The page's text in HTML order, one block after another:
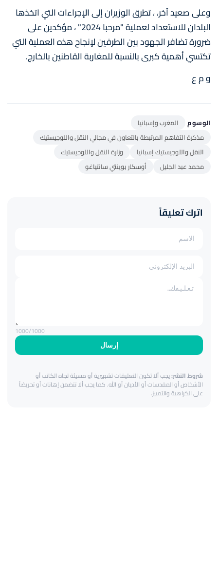
وعلى صعيد آخر، ، تطرق الوزيران إلى الإجراءات التي اتخذها
البلدان للاستعداد لعملية "مرحبا 2024" ، مؤكدين على
ضرورة تضافر الجهود بين الطرفين لإنجاح هذه العملية التي
تكتسي أهمية كبرى بالنسبة للمغاربة القاطنين بالخارج.
و م ع
الوسوم
المغرب وإسبانيا
مذكرة التفاهم المرتبطة بالتعاون في مجالي النقل واللوجيستيك
النقل واللوجيستيك إسبانيا
وزارة النقل واللوجيستيك
محمد عبد الجليل
أوسكار بوينتي سانتياغو
اترك تعليقاً
إرسال
1000/1000
شروط النشر:يجب ألا تكون التعليقات تشهيرية أو مسيئة تجاه الكاتب أو
الأشخاص أو المقدسات أو الأديان أو الله. كما يجب ألا تتضمن إهانات أو تحريضاً
على الكراهية والتمييز.